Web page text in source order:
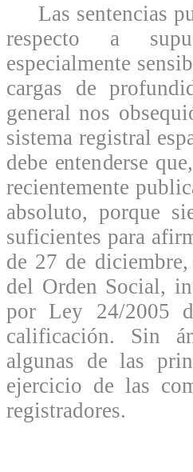
Las sentencias
respecto a
especialmente
cargas de
general nos
sistema registral
debe entenderse
recientemente
absoluto, porque
suficientes para
de 27 de
del Orden Social,
por Ley 24/2005
calificación. Sin
algunas de las
ejercicio de las
registradores.